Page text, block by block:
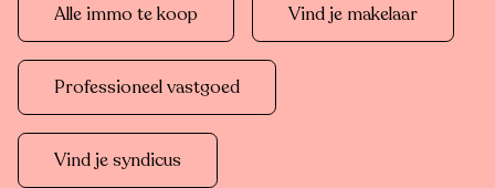
Alle immo te koop Vind je makelaar
Professioneel vastgoed
Vind je syndicus